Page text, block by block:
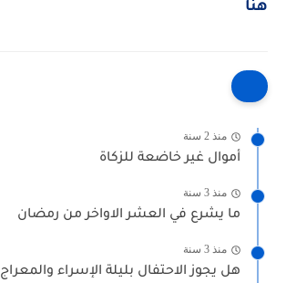
هنا
منذ 2 سنة
أموال غير خاضعة للزكاة
منذ 3 سنة
ما يشرع في العشر الاواخر من رمضان
منذ 3 سنة
هل يجوز الاحتفال بليلة الإسراء والمعراج